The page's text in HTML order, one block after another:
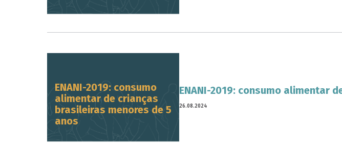
ENANI-2019: consumo
alimentar de crianças
brasileiras menores de 5
anos
ENANI-2019: consumo alimentar
26.08.2024